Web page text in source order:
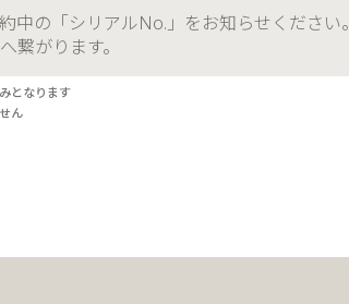
中の 「シリアルNo.」 をお知らせください。
繋がります。
となります
ん